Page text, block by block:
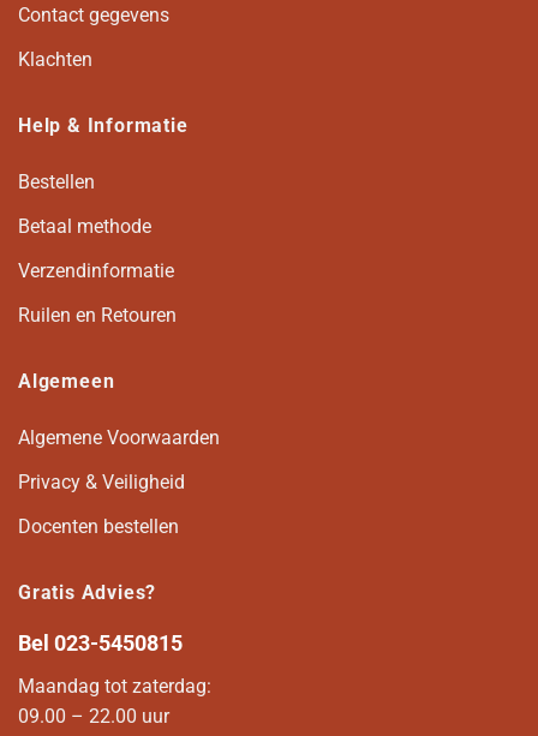
Contact gegevens
Klachten
Help & Informatie
Bestellen
Betaal methode
Verzendinformatie
Ruilen en Retouren
Algemeen
Algemene Voorwaarden
Privacy & Veiligheid
Docenten bestellen
Gratis Advies?
Bel 023-5450815
Maandag tot zaterdag:
09.00 – 22.00 uur